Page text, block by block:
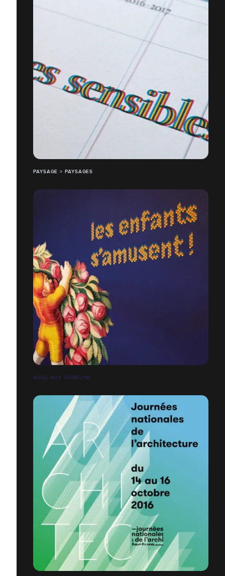
PAYSAGE > PAYSAGES
NOËL AUX GOBELINS